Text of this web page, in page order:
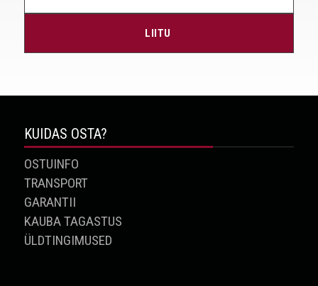
KUIDAS OSTA?
OSTUINFO
TRANSPORT
GARANTII
KAUBA TAGASTUS
ÜLDTINGIMUSED